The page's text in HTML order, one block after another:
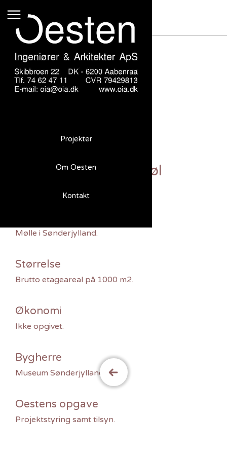
Projekter
Om Oesten
Kontakt
Besøgscenter Dybbøl
Besøgscenter Dybbøl
Mølle i Sønderjylland.
Størrelse
Brutto etageareal på 1000 m2.
Økonomi
Ikke opgivet.
Bygherre
Museum Sønderjylland.
Oestens opgave
Projektstyring samt tilsyn.